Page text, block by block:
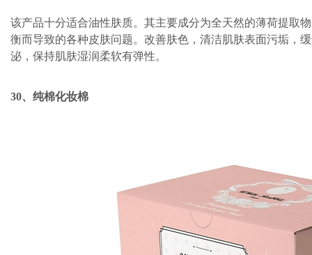
该产品十分适合油性肤质。其主要成分为全天然的薄荷提取
衡而导致的各种皮肤问题。改善肤色，清洁肌肤表面污垢，
泌，保持肌肤湿润柔软有弹性。
30、纯棉化妆棉